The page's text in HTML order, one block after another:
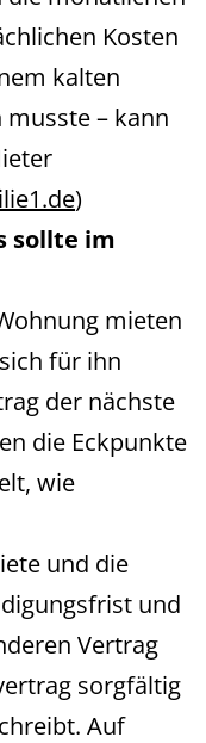
Kosten
kalten
– kann
)
sollte im
mieten
für ihn
der nächste
die Eckpunkte
wie
und die
und
Vertrag
sorgfältig
Auf